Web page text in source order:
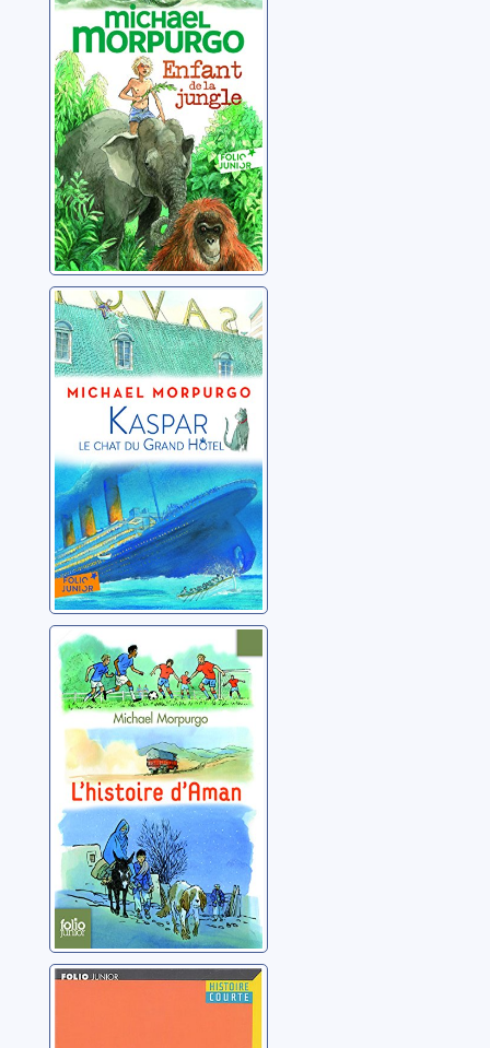
Morpurgo, Michael
Kaspar, le chat
du Grand Hôtel
Morpurgo, Michael
L'histoire
d'Aman
Morpurgo, Michael
Cool !